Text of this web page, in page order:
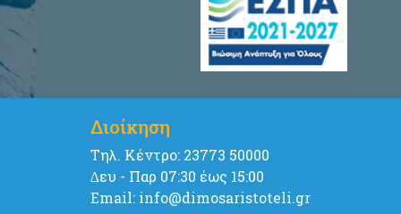
Διοίκηση
Tηλ. Κέντρο: 23773 50000
∆ευ - Παρ 07:30 έως 15:00
Email: info@dimosaristoteli.gr